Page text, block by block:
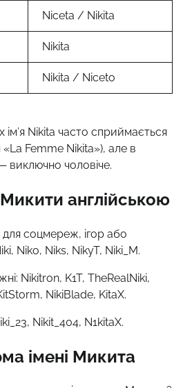
Niceta / Nikita
Nikita
Nikita / Niceto
ім’я Nikita часто сприймається
«La Femme Nikita»), але в
виключно чоловіче.
англійською
для соцмереж, ігор або
Niko, Niks, NikyT, Niki_M.
Nikitron, K1T, TheRealNiki,
NikiBlade, KitaX.
Nikit_404, N1kitaX.
імені Микита